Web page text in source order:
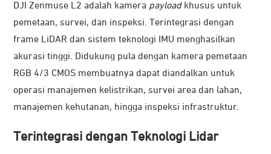
DJI Zenmuse L2 adalah kamera payloadkhusus untuk
pemetaan, survei, dan inspeksi. Terintegrasi dengan
frame LiDAR dan sistem teknologi IMU menghasilkan
akurasi tinggi. Didukung pula dengan kamera pemetaan
RGB 4/3 CMOS membuatnya dapat diandalkan untuk
operasi manajemen kelistrikan, survei area dan lahan,
manajemen kehutanan, hingga inspeksi infrastruktur.
Terintegrasi dengan Teknologi Lidar